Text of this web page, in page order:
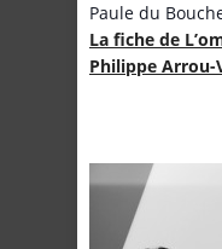
Paule du
La fiche de
Philippe Arrou-